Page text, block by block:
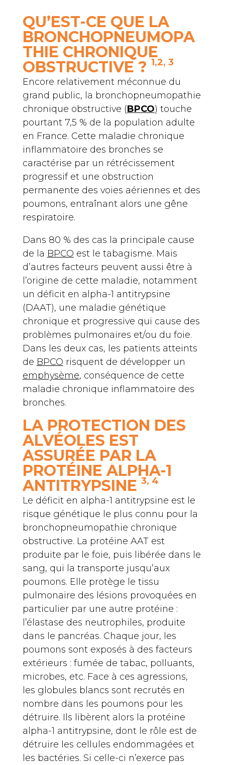
QU’EST-CE QUE LA
BRONCHOPNEUMOPA
THIE CHRONIQUE
OBSTRUCTIVE ? 1,2, 3
Encore relativement méconnue du
grand public, la bronchopneumopathie
chronique obstructive (BPCO) touche
pourtant 7,5 % de la population adulte
en France. Cette maladie chronique
inflammatoire des bronches se
caractérise par un rétrécissement
progressif et une obstruction
permanente des voies aériennes et des
poumons, entraînant alors une gêne
respiratoire.
Dans 80 % des cas la principale cause
de la BPCO est le tabagisme. Mais
d’autres facteurs peuvent aussi être à
l’origine de cette maladie, notamment
un déficit en alpha-1 antitrypsine
(DAAT), une maladie génétique
chronique et progressive qui cause des
problèmes pulmonaires et/ou du foie.
Dans les deux cas, les patients atteints
de BPCO risquent de développer un
emphysème, conséquence de cette
maladie chronique inflammatoire des
bronches.
LA PROTECTION DES
ALVÉOLES EST
ASSURÉE PAR LA
PROTÉINE ALPHA-1
ANTITRYPSINE 3, 4
Le déficit en alpha-1 antitrypsine est le
risque génétique le plus connu pour la
bronchopneumopathie chronique
obstructive. La protéine AAT est
produite par le foie, puis libérée dans le
sang, qui la transporte jusqu’aux
poumons. Elle protège le tissu
pulmonaire des lésions provoquées en
particulier par une autre protéine :
l’élastase des neutrophiles, produite
dans le pancréas. Chaque jour, les
poumons sont exposés à des facteurs
extérieurs : fumée de tabac, polluants,
microbes, etc. Face à ces agressions,
les globules blancs sont recrutés en
nombre dans les poumons pour les
détruire. Ils libèrent alors la protéine
alpha-1 antitrypsine, dont le rôle est de
détruire les cellules endommagées et
les bactéries. Si celle-ci n’exerce pas